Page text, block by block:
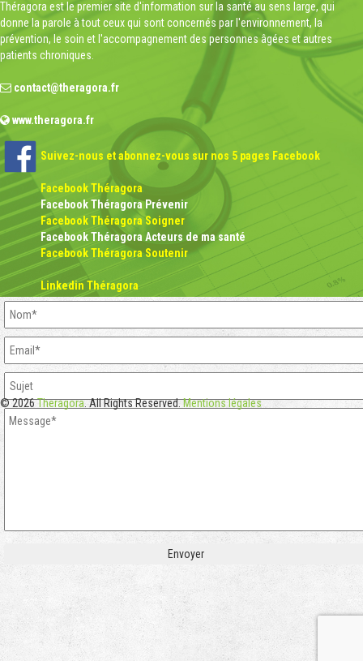
Théragora est le premier site d'information sur la santé au sens large, qui
donne la parole à tout ceux qui sont concernés par l'environnement, la
prévention, le soin et l'accompagnement des personnes âgées et autres
patients chroniques.
contact@theragora.fr
www.theragora.fr
Suivez-nous et abonnez-vous sur nos 5 pages Facebook
Facebook Théragora
Facebook Théragora Prévenir
Facebook Théragora Soigner
Facebook Théragora Acteurs de ma santé
Facebook Théragora Soutenir
Linkedin Théragora
© 2026Theragora. All Rights Reserved.Mentions légales